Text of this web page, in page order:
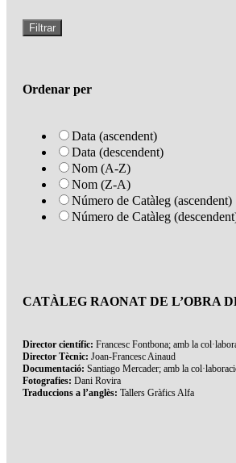
Filtrar
Ordenar per
Data (ascendent)
Data (descendent)
Nom (A-Z)
Nom (Z-A)
Número de Catàleg (ascendent)
Número de Catàleg
CATÀLEG RAONAT DE L’OBRA
Director científic: Francesc Fontbona; amb la
Director Tècnic: Joan-Francesc Ainaud
Documentació: Santiago Mercader; amb la
Fotografies: Dani Rovira
Traduccions a l’anglès: Tallers Gràfics Alfa